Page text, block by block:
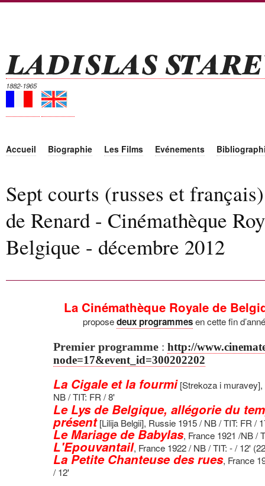
1882-1965
Accueil Biographie Les Films Evénements
Sept courts (russes et
de Renard - Cinémathèque
Belgique - décembre 2012
La Cinémathèque Royale de
proposedeux programmesen cette fin
Premier programme : http://
node=17&event_id=300202202
La Cigale et la fourmi[Strekoza i muravey],
NB / TIT: FR / 8'
Le Lys de Belgique, allégorie du
présent[Lilija Belgii], Russie 1915 / NB / TIT: FR /
Le Mariage de Babylas, France 1921 /NB /
L'Epouvantail, France 1922 / NB / TIT: - / 12'
La Petite Chanteuse des rues, France
/ 12'